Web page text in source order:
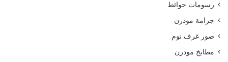
رسومات حوائط
جزامة مودرن
صور غرف نوم
مطابخ مودرن